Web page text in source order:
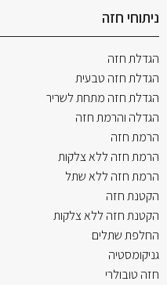
ניתוחי חזה
הגדלת חזה
הגדלת חזה טבעית
הגדלת חזה מתחת לשריר
הגדלה והרמת חזה
הרמת חזה
הרמת חזה ללא צלקות
הרמת חזה ללא שתל
הקטנת חזה
הקטנת חזה ללא צלקות
החלפת שתלים
גניקומסטיה
חזה טובולרי